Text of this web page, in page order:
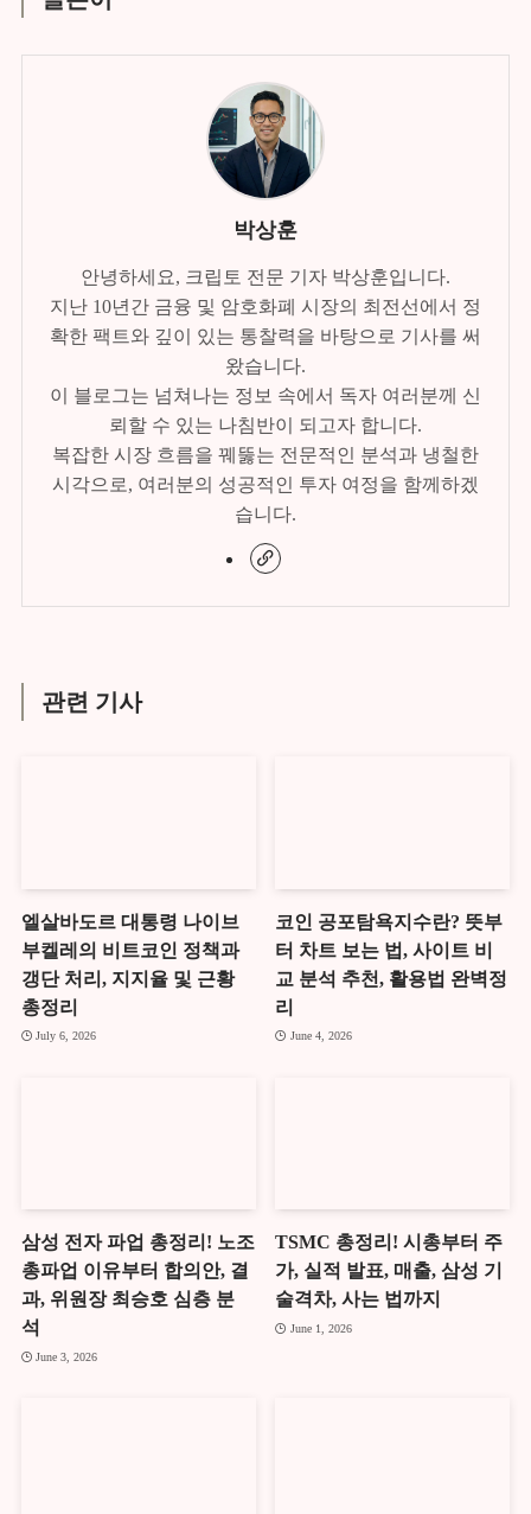
박상훈
안녕하세요, 크립토 전문 기자 박상훈입니다.
지난 10년간 금융 및 암호화폐 시장의 최전선에서 정
확한 팩트와 깊이 있는 통찰력을 바탕으로 기사를 써
왔습니다.
이 블로그는 넘쳐나는 정보 속에서 독자 여러분께 신
뢰할 수 있는 나침반이 되고자 합니다.
복잡한 시장 흐름을 꿰뚫는 전문적인 분석과 냉철한
시각으로, 여러분의 성공적인 투자 여정을 함께하겠
습니다.
관련 기사
엘살바도르 대통령 나이브
부켈레의 비트코인 정책과
갱단 처리, 지지율 및 근황
총정리
July 6, 2026
코인 공포탐욕지수란? 뜻부
터 차트 보는 법, 사이트 비
교 분석 추천, 활용법 완벽정
리
June 4, 2026
삼성 전자 파업 총정리! 노조
총파업 이유부터 합의안, 결
과, 위원장 최승호 심층 분
석
June 3, 2026
TSMC 총정리! 시총부터 주
가, 실적 발표, 매출, 삼성 기
술격차, 사는 법까지
June 1, 2026